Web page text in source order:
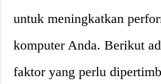
untuk meningkatkan
komputer Anda. Berikut
faktor yang perlu